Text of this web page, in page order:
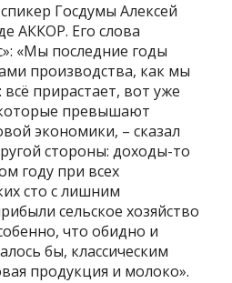
Госдумы Алексей
АККОР. Его слова
«Мы последние годы
производства, как мы
прирастает, вот уже
превышают
экономики, – сказал
стороны: доходы-то
году при всех
сто с лишним
сельское хозяйство
что обидно и
бы, классическим
продукция и молоко».